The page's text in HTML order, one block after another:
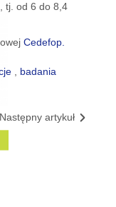
tj. od 6 do 8,4
Cedefop.
, badania
Następny artykuł